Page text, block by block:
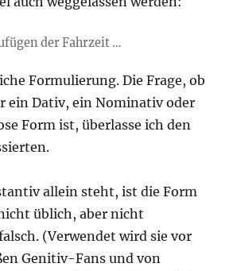
der Fahrzeit …
Formulierung. Die Frage, ob
ein Dativ, ein Nominativ oder
Form ist, überlasse ich den
allein steht, ist die Form
üblich, aber nicht
(Verwendet wird sie vor
Genitiv-Fans und von